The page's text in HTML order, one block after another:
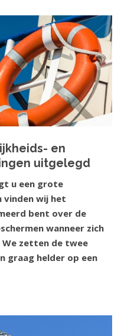
en
uitgelegd
u een grote
vinden wij het
bent over de
wanneer zich
zetten de twee
graag helder op een